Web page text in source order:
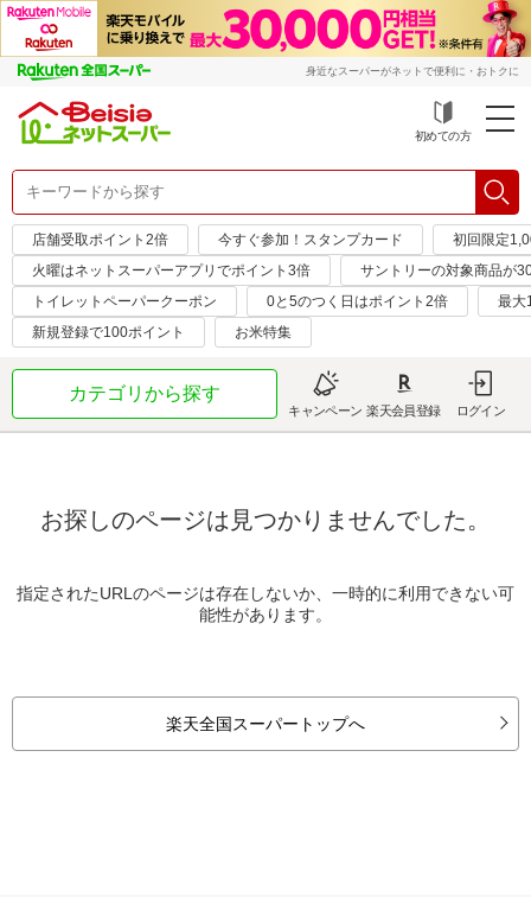
身近なスーパーがネットで便利に・おトクに
初めての方
店舗受取ポイント2倍 今すぐ参加！スタンプカード
初回限定
火曜はネットスーパーアプリでポイント3倍
サントリーの対象商品が
トイレットペーパークーポン
0と5のつく日はポイント2倍
最大
新規登録で100ポイント
お米特集
カテゴリから探す
キャンペーン 楽天会員登録 ログイン
お探しのページは見つかりませんでした。
指定されたURLのページは存在しないか、一時的に利用できない可
能性があります。
楽天全国スーパートップへ